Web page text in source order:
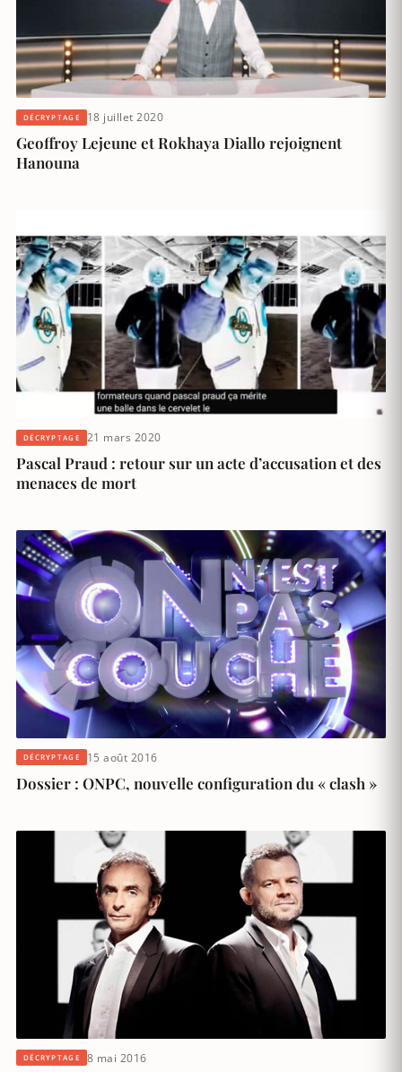
DÉCRYPTAGE 18 juillet 2020
Geoffroy Lejeune et Rokhaya Diallo rejoignent
Hanouna
DÉCRYPTAGE 21 mars 2020
Pascal Praud : retour sur un acte d’accusation et des
menaces de mort
DÉCRYPTAGE 15 août 2016
Dossier : ONPC, nouvelle configuration du « clash »
DÉCRYPTAGE 8 mai 2016